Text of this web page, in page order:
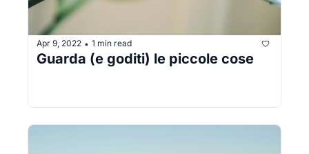
Apr 9, 2022 • 1 min read
Guarda (e goditi) le piccole cose